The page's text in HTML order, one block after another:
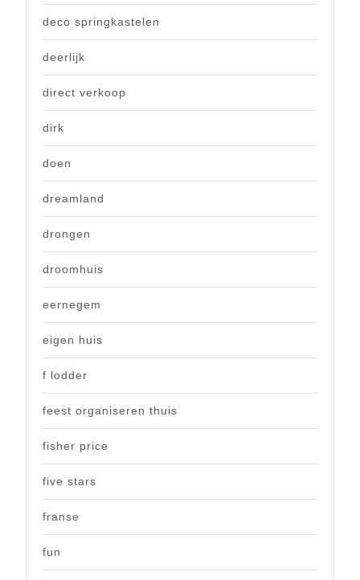
deco springkastelen
deerlijk
direct verkoop
dirk
doen
dreamland
drongen
droomhuis
eernegem
eigen huis
f lodder
feest organiseren thuis
fisher price
five stars
franse
fun